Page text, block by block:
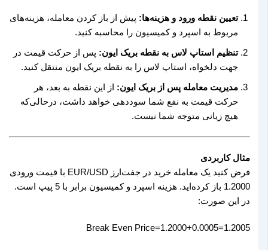
تعیین نقطه ورود و هزینه‌ها:پیش از باز کردن معامله، هزینه‌های
مربوط به اسپرد و کمیسیون را محاسبه کنید.
تنظیم استاپ لاس به نقطه بریک ایون:پس از حرکت قیمت در
جهت دلخواه، استاپ لاس را به نقطه بریک ایون منتقل کنید.
مدیریت معامله پس از بریک ایون:از این نقطه به بعد، هر
حرکت قیمت به نفع شما سوددهی خواهد داشت، درحالی‌که
هیچ زیانی متوجه شما نیست.
مثال کاربردی
فرض کنید یک معامله خرید در جفت‌ارز EUR/USD با قیمت ورودی
1.2000 باز کرده‌اید. هزینه اسپرد و کمیسیون برابر با 5 پیپ است.
در این صورت:
Break Even Price=1.2000+0.0005=1.2005